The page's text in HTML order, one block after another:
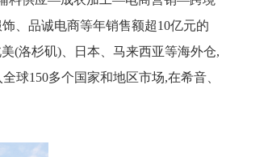
、品诚电商等年销售额超10亿元的
(洛杉矶)、日本、马来西亚等海外仓,
球150多个国家和地区市场,在希音、